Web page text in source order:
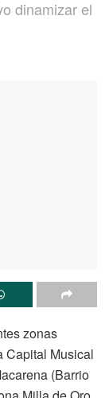
dinamizar el
zonas
Capital Musical
(Barrio